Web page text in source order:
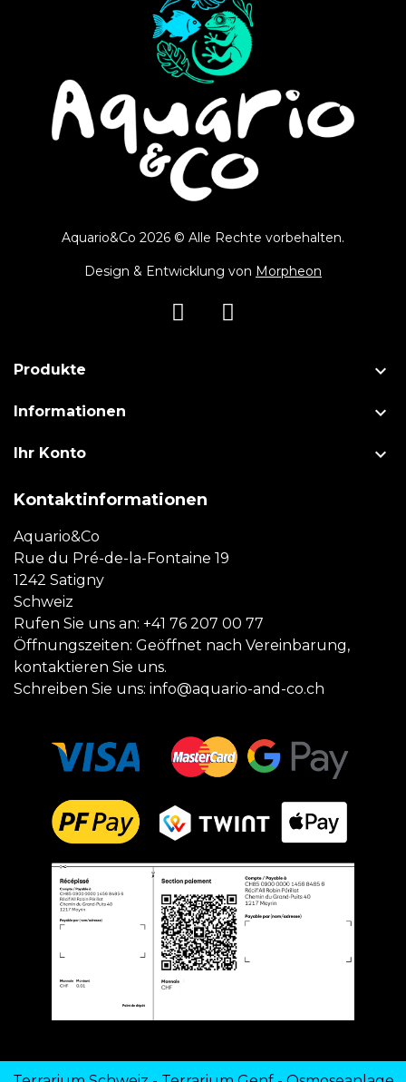
Aquario&Co 2026 © Alle Rechte vorbehalten.
Design & Entwicklung von Morpheon
Produkte 
Informationen 
Ihr Konto 
Kontaktinformationen
Aquario&Co
Rue du Pré-de-la-Fontaine 19
1242 Satigny
Schweiz
Rufen Sie uns an: +41 76 207 00 77
Öffnungszeiten: Geöffnet nach Vereinbarung,
kontaktieren Sie uns.
Schreiben Sie uns: info@aquario-and-co.ch